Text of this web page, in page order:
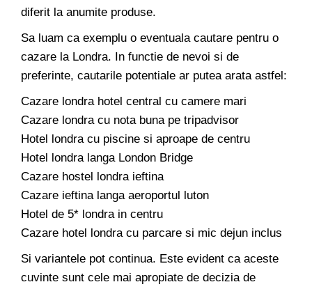
diferit la anumite produse.
Sa luam ca exemplu o eventuala cautare pentru o
cazare la Londra. In functie de nevoi si de
preferinte, cautarile potentiale ar putea arata astfel:
Cazare londra hotel central cu camere mari
Cazare londra cu nota buna pe tripadvisor
Hotel londra cu piscine si aproape de centru
Hotel londra langa London Bridge
Cazare hostel londra ieftina
Cazare ieftina langa aeroportul luton
Hotel de 5* londra in centru
Cazare hotel londra cu parcare si mic dejun inclus
Si variantele pot continua. Este evident ca aceste
cuvinte sunt cele mai apropiate de decizia de